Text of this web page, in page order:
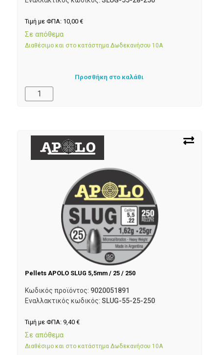
Τιμή με ΦΠΑ: 10,00 €
Σε απόθεμα
Διαθέσιμο και στο κατάστημα Δωδεκανήσου 10Α
Προσθήκη στο καλάθι
Pellets APOLO SLUG 5,5mm / 25 / 250
Κωδικός προϊόντος: 9020051891
Εναλλακτικός κωδικός: SLUG-55-25-250
Τιμή με ΦΠΑ: 9,40 €
Σε απόθεμα
Διαθέσιμο και στο κατάστημα Δωδεκανήσου 10Α